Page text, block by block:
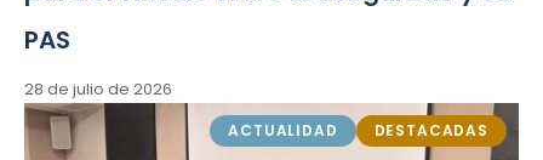
PAS
28 de julio de 2026
ACTUALIDAD DESTACADAS